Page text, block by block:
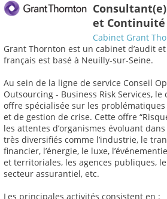
et
Cabinet Grant
Grant Thornton est un cabinet d’audit
français est basé à Neuilly-sur-Seine.
Au sein de la ligne de service Conseil
Outsourcing - Business Risk Services,
offre spécialisée sur les
et de gestion de crise. Cette offre
les attentes d’organismes évoluant
très diversifiés comme l’industrie, le
financier, l’énergie, le luxe,
et territoriales, les agences publiques,
secteur assurantiel, etc.
Les principales activités consistent en :